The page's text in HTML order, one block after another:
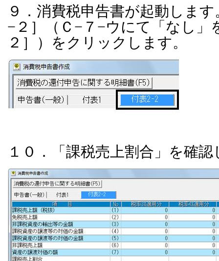
９．消費税申告書が起動しま
−２］（Ｃ−７−ウにて「なし」
２］）をクリックします。
１０．「課税売上割合」を確